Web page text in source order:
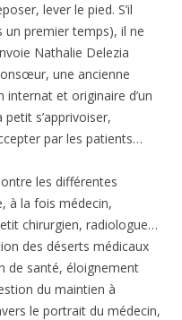
lever le pied. S’il
premier temps), il ne
Nathalie Delezia
une ancienne
et originaire d’un
s’apprivoiser,
par les patients…
les différentes
à la fois médecin,
chirurgien, radiologue…
des déserts médicaux
de santé, éloignement
du maintien à
le portrait du médecin,